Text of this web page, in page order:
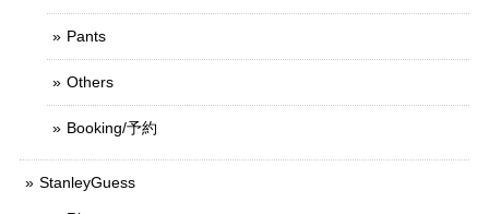
Pants
Others
Booking/予約
StanleyGuess